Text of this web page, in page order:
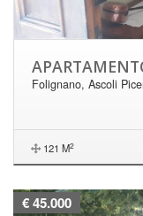
Folignano, Ascoli
121 M2
€ 45.000